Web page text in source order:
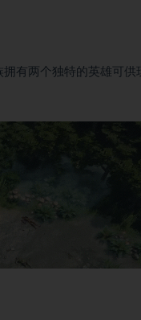
有两个独特的英雄可供